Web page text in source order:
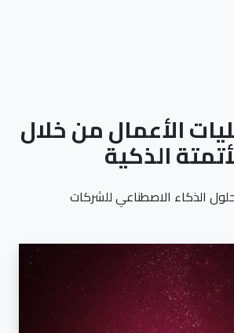
الأعمال من خلال
الذكية
الذكاء الاصطناعي للشركات